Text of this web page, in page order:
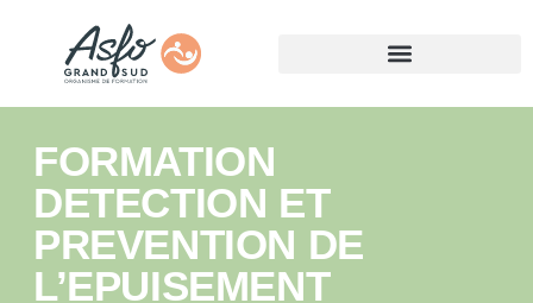
FORMATION
DETECTION ET
PREVENTION DE
L’EPUISEMENT